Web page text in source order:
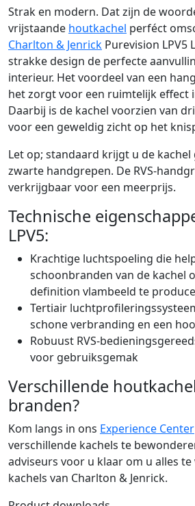
Strak en modern. Dat zijn de
vrijstaande houtkachel perféct
Charlton & Jenrick Purevision LPV5
strakke design de perfecte
interieur. Het voordeel van een
het zorgt voor een ruimtelijk effect
Daarbij is de kachel voorzien van
voor een geweldig zicht op het
Let op; standaard krijgt u de
zwarte handgrepen. De RVS-
verkrijgbaar voor een meerprijs.
Technische
LPV5:
Krachtige luchtspoeling die
schoonbranden van de kachel
definition vlambeeld te
Tertiair
schone verbranding en een
Robuust RVS-
voor gebruiksgemak
Verschillende
branden?
Kom langs in ons Experience Center
verschillende kachels te
adviseurs voor u klaar om u alles
kachels van Charlton & Jenrick.